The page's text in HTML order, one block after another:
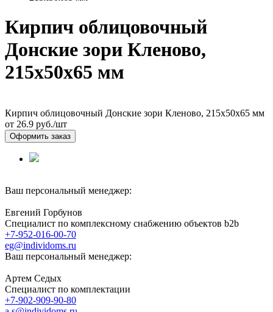
Кирпич облицовочный
Донские зори Кленово,
215х50х65 мм
Кирпич облицовочный Донские зори Кленово, 215х50х65 мм
от 26.9 руб./шт
Оформить заказ
Ваш персональный менеджер:
Евгений Горбунов
Специалист по комплексному снабжению объектов b2b
+7-952-016-00-70
eg@individoms.ru
Ваш персональный менеджер:
Артем Седых
Специалист по комплектации
+7-902-909-90-80